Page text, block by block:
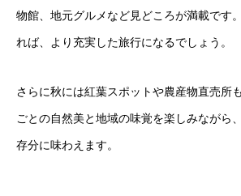
物館、地元グルメなど見どころが満載です
れば、より充実した旅行になるでしょう。
さらに秋には紅葉スポットや農産物直売所
ごとの自然美と地域の味覚を楽しみながら
存分に味わえます。